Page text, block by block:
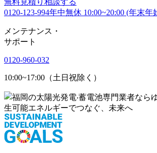
無料見積り相談する
0120-123-994年中無休 10:00~20:00 (年末年
メンテナンス ・
サポート
0120-960-032
10:00~17:00（土日祝除く）